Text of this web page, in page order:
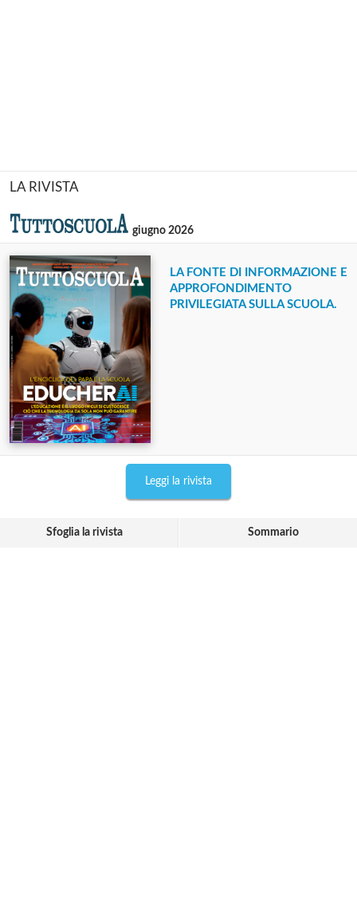
LA RIVISTA
giugno 2026
LA FONTE DI INFORMAZIONE E
APPROFONDIMENTO
PRIVILEGIATA SULLA SCUOLA.
Leggi la rivista
Sfoglia la rivista Sommario